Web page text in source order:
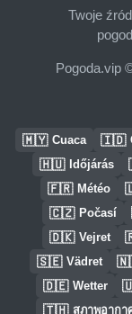
Twoje
Pogoda.vip
🇲🇾 Cuaca 🇮🇩
🇭🇺 Időjárás
🇫🇷 Météo
🇨🇿 Počasí
🇩🇰 Vejret
🇸🇪 Vädret
🇩🇪 Wetter
🇹🇭 สภาพอากา